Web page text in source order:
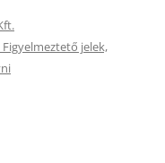
jelek,